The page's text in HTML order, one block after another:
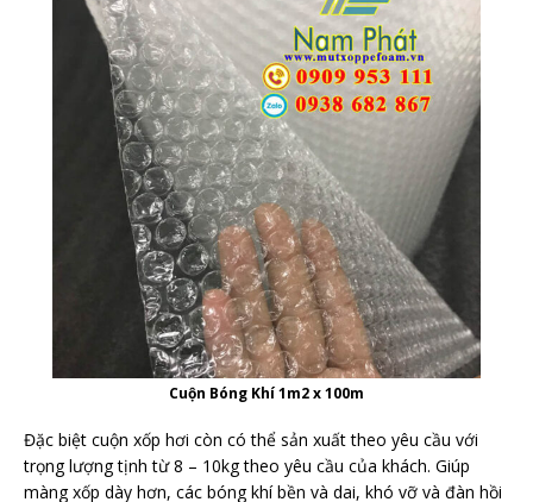
Cuộn Bóng Khí 1m2 x 100m
Đặc biệt cuộn xốp hơi còn có thể sản xuất theo yêu cầu với
trọng lượng tịnh từ 8 – 10kg theo yêu cầu của khách. Giúp
màng xốp dày hơn, các bóng khí bền và dai, khó vỡ và đàn hồi